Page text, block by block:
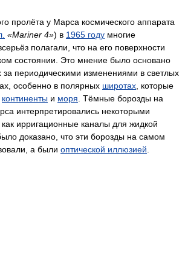
пролёта у Марса космического аппарата
«Mariner 4») в 1965 году многие
полагали, что на его поверхности
состоянии. Это мнение было основано
периодическими изменениями в светлых
особенно в полярных широтах , которые
континенты и моря . Тёмные борозды на
интерпретировались некоторыми
ирригационные каналы для жидкой
доказано, что эти борозды на самом
а были оптической иллюзией